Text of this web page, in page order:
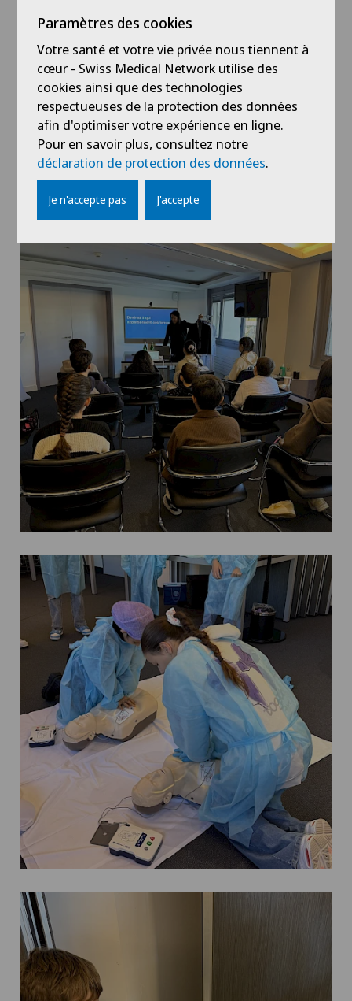
Paramètres des cookies
Votre santé et votre vie privée nous tiennent à
cœur - Swiss Medical Network utilise des
cookies ainsi que des technologies
respectueuses de la protection des données
afin d'optimiser votre expérience en ligne.
Pour en savoir plus, consultez notre
déclaration de protection des données.
Je n'accepte pas J'accepte